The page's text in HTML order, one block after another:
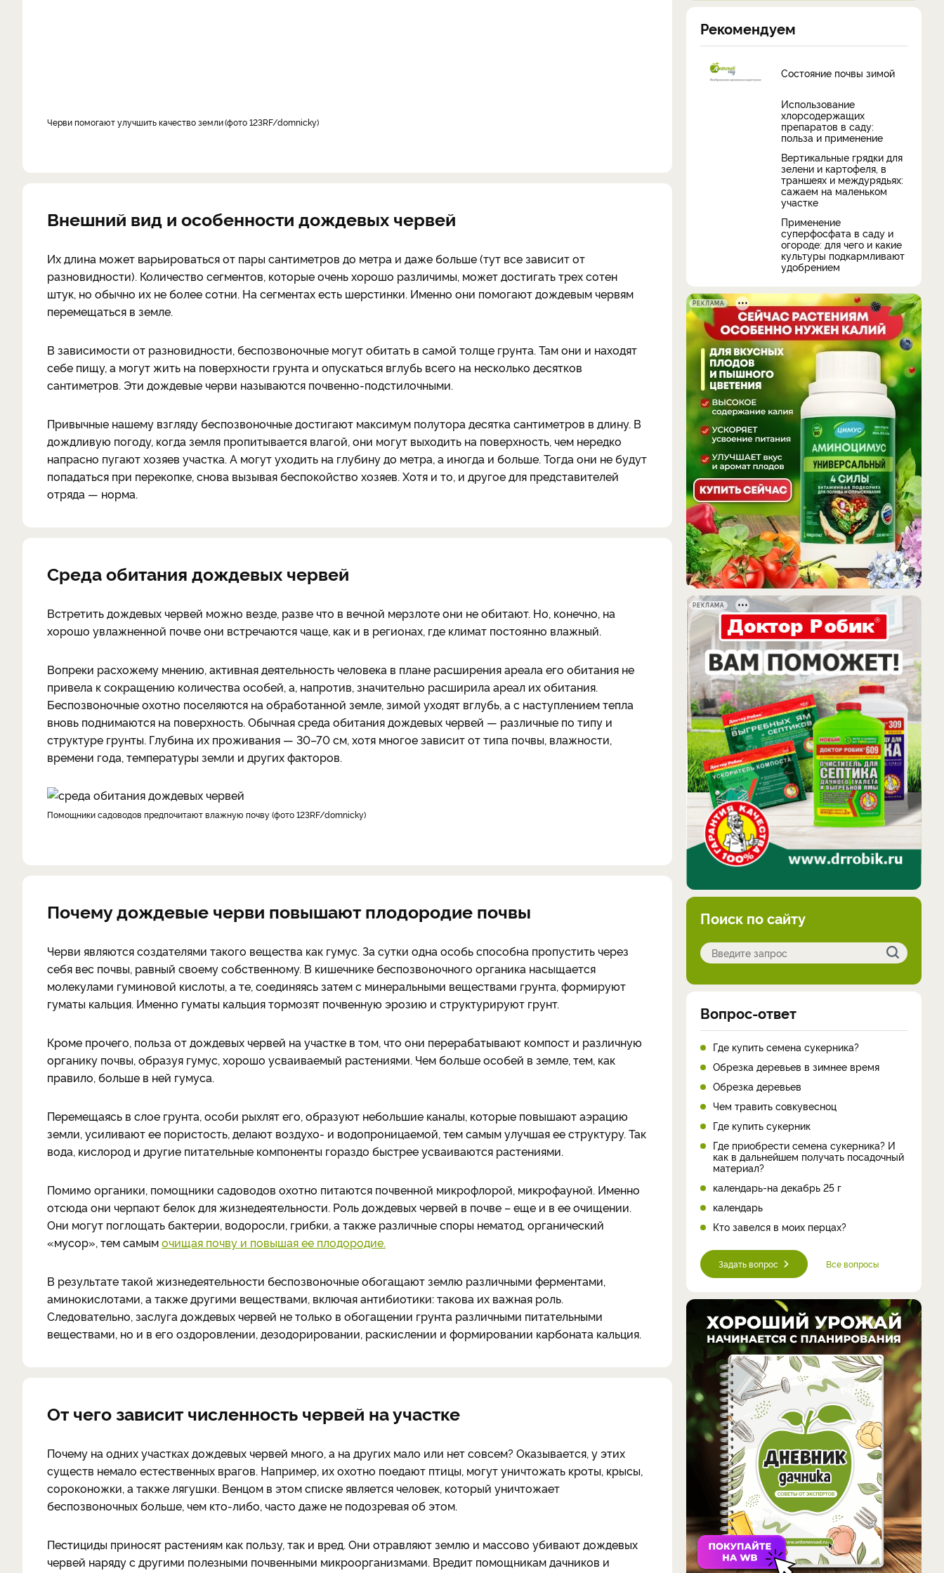
Черви помогают улучшить качество земли фото 123RF/domnicky
Внешний вид и особенности дождевых червей
Их длина может варьироваться от пары сантиметров до метра и даже больше (тут все зависит от
разновидности). Количество сегментов, которые очень хорошо различимы, может достигать трех сотен
штук, но обычно их не более сотни. На сегментах есть шерстинки. Именно они помогают дождевым червям
перемещаться в земле.
В зависимости от разновидности, беспозвоночные могут обитать в самой толще грунта. Там они и находят
себе пищу, а могут жить на поверхности грунта и опускаться вглубь всего на несколько десятков
сантиметров. Эти дождевые черви называются почвенно-подстилочными.
Привычные нашему взгляду беспозвоночные достигают максимум полутора десятка сантиметров в длину. В
дождливую погоду, когда земля пропитывается влагой, они могут выходить на поверхность, чем нередко
напрасно пугают хозяев участка. А могут уходить на глубину до метра, а иногда и больше. Тогда они не будут
попадаться при перекопке, снова вызывая беспокойство хозяев. Хотя и то, и другое для представителей
отряда — норма.
Среда обитания дождевых червей
Встретить дождевых червей можно везде, разве что в вечной мерзлоте они не обитают. Но, конечно, на
хорошо увлажненной почве они встречаются чаще, как и в регионах, где климат постоянно влажный.
Вопреки расхожему мнению, активная деятельность человека в плане расширения ареала его обитания не
привела к сокращению количества особей, а, напротив, значительно расширила ареал их обитания.
Беспозвоночные охотно поселяются на обработанной земле, зимой уходят вглубь, а с наступлением тепла
вновь поднимаются на поверхность. Обычная среда обитания дождевых червей — различные по типу и
структуре грунты. Глубина их проживания — 30–70 см, хотя многое зависит от типа почвы, влажности,
времени года, температуры земли и других факторов.
Помощники садоводов предпочитают влажную почву (фото 123RF/domnicky)
Почему дождевые черви повышают плодородие почвы
Черви являются создателями такого вещества как гумус. За сутки одна особь способна пропустить через
себя вес почвы, равный своему собственному. В кишечнике беспозвоночного органика насыщается
молекулами гуминовой кислоты, а те, соединяясь затем с минеральными веществами грунта, формируют
гуматы кальция. Именно гуматы кальция тормозят почвенную эрозию и структурируют грунт.
Кроме прочего, польза от дождевых червей на участке в том, что они перерабатывают компост и различную
органику почвы, образуя гумус, хорошо усваиваемый растениями. Чем больше особей в земле, тем, как
правило, больше в ней гумуса.
Перемещаясь в слое грунта, особи рыхлят его, образуют небольшие каналы, которые повышают аэрацию
земли, усиливают ее пористость, делают воздухо- и водопроницаемой, тем самым улучшая ее структуру. Так
вода, кислород и другие питательные компоненты гораздо быстрее усваиваются растениями.
Помимо органики, помощники садоводов охотно питаются почвенной микрофлорой, микрофауной. Именно
отсюда они черпают белок для жизнедеятельности. Роль дождевых червей в почве – еще и в ее очищении.
Они могут поглощать бактерии, водоросли, грибки, а также различные споры нематод, органический
«мусор», тем самымочищая почву и повышая ее плодородие.
В результате такой жизнедеятельности беспозвоночные обогащают землю различными ферментами,
аминокислотами, а также другими веществами, включая антибиотики: такова их важная роль.
Следовательно, заслуга дождевых червей не только в обогащении грунта различными питательными
веществами, но и в его оздоровлении, дезодорировании, раскислении и формировании карбоната кальция.
От чего зависит численность червей на участке
Почему на одних участках дождевых червей много, а на других мало или нет совсем? Оказывается, у этих
существ немало естественных врагов. Например, их охотно поедают птицы, могут уничтожать кроты, крысы,
сороконожки, а также лягушки. Венцом в этом списке является человек, который уничтожает
беспозвоночных больше, чем кто-либо, часто даже не подозревая об этом.
Пестициды приносят растениям как пользу, так и вред. Они отравляют землю и массово убивают дождевых
червей наряду с другими полезными почвенными микроорганизмами. Вредит помощникам дачников и
Рекомендуем
Состояние почвы зимой
Использование
хлорсодержащих
препаратов в саду:
польза и применение
Вертикальные грядки для
зелени и картофеля, в
траншеях и междурядьях:
сажаем на маленьком
участке
Применение
суперфосфата в саду и
огороде: для чего и какие
культуры подкармливают
удобрением
РЕКЛАМА
РЕКЛАМА
Поиск по сайту
Вопрос-ответ
Где купить семена сукерника?
Обрезка деревьев в зимнее время
Обрезка деревьев
Чем травить совкувесноц
Где купить сукерник
Где приобрести семена сукерника? И
как в дальнейшем получать посадочный
материал?
календарь-на декабрь 25 г
календарь
Кто завелся в моих перцах?
Задать вопрос Все вопросы